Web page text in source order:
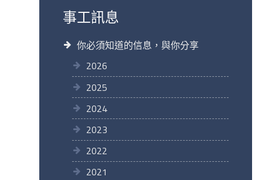
事工訊息
你必須知道的信息，與你分享
2026
2025
2024
2023
2022
2021